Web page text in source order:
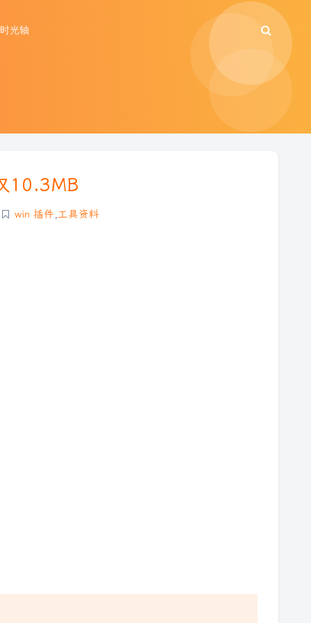
时光轴
10.3MB
win 插件,工具资料